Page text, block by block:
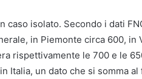
caso isolato. Secondo i dati
in Piemonte circa 600, in
rispettivamente le 700 e le
Italia, un dato che si somma